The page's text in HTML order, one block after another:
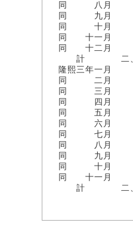
同 八月 四〇
同 九月 四〇
同 十月 四〇
同 十一月 一
同 十二月 一
計 二、一五
隆熙三
同 二
同 三月 三〇
同 四月 一五
同 五月 四五
同 六月 二〇
同 七
同 八月 六五
同 九月 四〇
同 十月 三〇
同 十一月 三
計 二、七五